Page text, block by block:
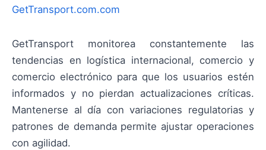
GetTransport.com.com
GetTransport monitorea constantemente las
tendencias en logística internacional, comercio y
comercio electrónico para que los usuarios estén
informados y no pierdan actualizaciones críticas.
Mantenerse al día con variaciones regulatorias y
patrones de demanda permite ajustar operaciones
con agilidad.